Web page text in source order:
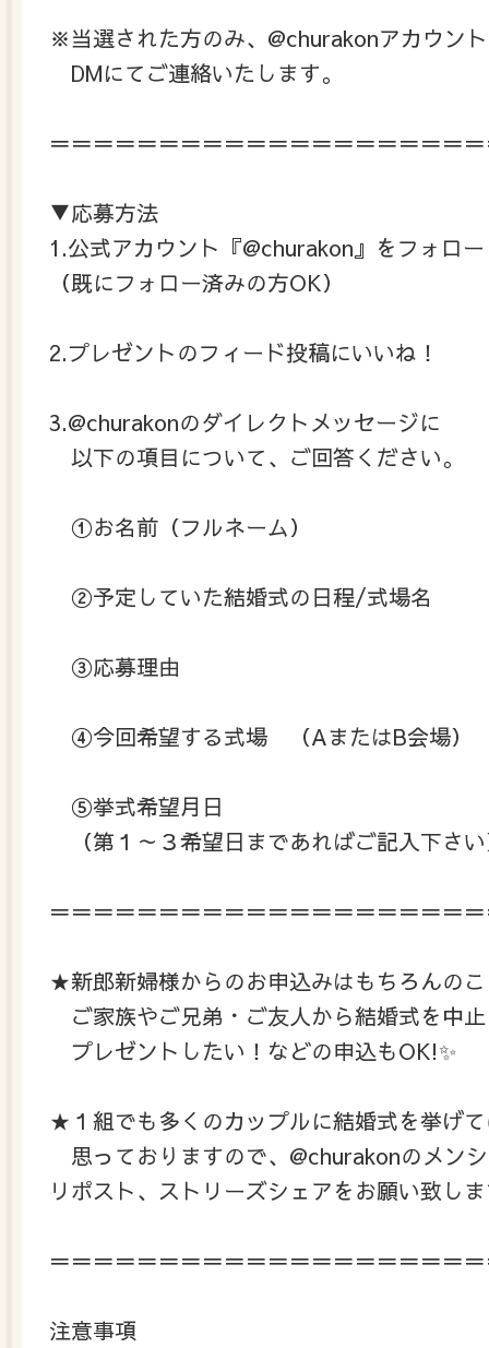
※当選された方のみ、@churakonアカウン
DMにてご連絡いたします。
＝＝＝＝＝＝＝＝＝＝＝＝＝＝＝＝＝＝＝
▼応募方法
1.公式アカウント『@churakon』をフォロー
（既にフォロー済みの方OK）
2.プレゼントのフィード投稿にいいね！
3.@churakonのダイレクトメッセージに
以下の項目について、ご回答ください。
①お名前（フルネーム）
②予定していた結婚式の日程/式場名
③応募理由
④今回希望する式場 （AまたはB会場）
⑤挙式希望月日
（第１～３希望日まであればご記入下さ
＝＝＝＝＝＝＝＝＝＝＝＝＝＝＝＝＝＝＝
★新郎新婦様からのお申込みはもちろんの
ご家族やご兄弟・ご友人から結婚式を中
プレゼントしたい！などの申込もOK!✨
★１組でも多くのカップルに結婚式を挙げ
思っておりますので、@churakonのメン
リポスト、ストリーズシェアをお願い致し
＝＝＝＝＝＝＝＝＝＝＝＝＝＝＝＝＝＝＝
注意事項⁠